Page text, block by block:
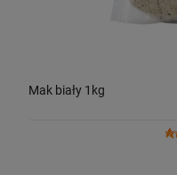
Mak biały 1kg